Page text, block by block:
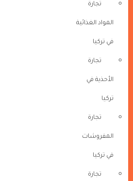
تجارة
المواد الغذائية
في تركيا
تجارة
الأحذية في
تركيا
تجارة
المفروشات
في تركيا
تجارة